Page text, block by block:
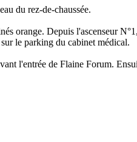
du rez-de-chaussée.
orange. Depuis l'ascenseur
le parking du cabinet médical.
l'entrée de Flaine Forum.